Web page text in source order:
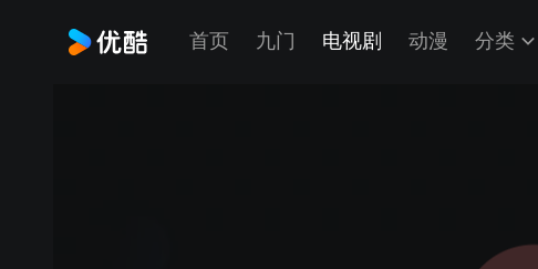
首页 九门 电视剧 动漫 分类